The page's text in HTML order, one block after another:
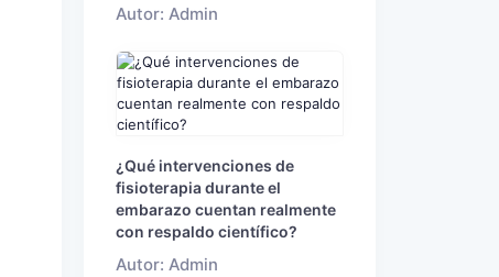
Autor: Admin
¿Qué intervenciones de
fisioterapia durante el
embarazo cuentan realmente
con respaldo científico?
Autor: Admin